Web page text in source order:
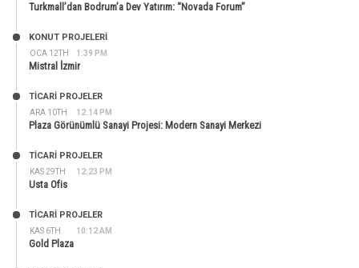
Turkmall’dan Bodrum’a Dev Yatırım: “Novada Forum”
OCA 12TH 1:39 PM
KONUT PROJELERI
Mistral İzmir
ARA 10TH 12:14 PM
TİCARİ PROJELER
Plaza Görünümlü Sanayi Projesi: Modern Sanayi Merkezi
KAS 29TH 12:23 PM
TİCARİ PROJELER
Usta Ofis
KAS 6TH 10:12 AM
TİCARİ PROJELER
Gold Plaza